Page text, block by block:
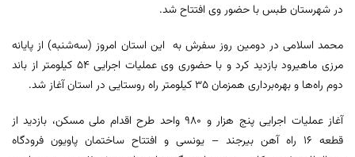
در شهرستان طبس با حضور وی افتتاح شد.
محمد اسلامی در دومین روز سفرش به این استان امروز (سه‌شنبه) از پایانه
مرزی ماهیرود بازدید کرد و با حضوری وی عملیات اجرایی ۵۴ کیلومتر از باند
دوم راه‌ها و بهره‌برداری همزمان ۳۵ کیلومتر راه روستایی در استان آغاز شد.
آغاز عملیات اجرایی پنج هزار و ۹۸۰ واحد طرح اقدام ملی مسکن، بازدید از
قطعه ۱۶ راه آهن بیرجند – یونسی و افتتاح ساختمان پاویون فرودگاه